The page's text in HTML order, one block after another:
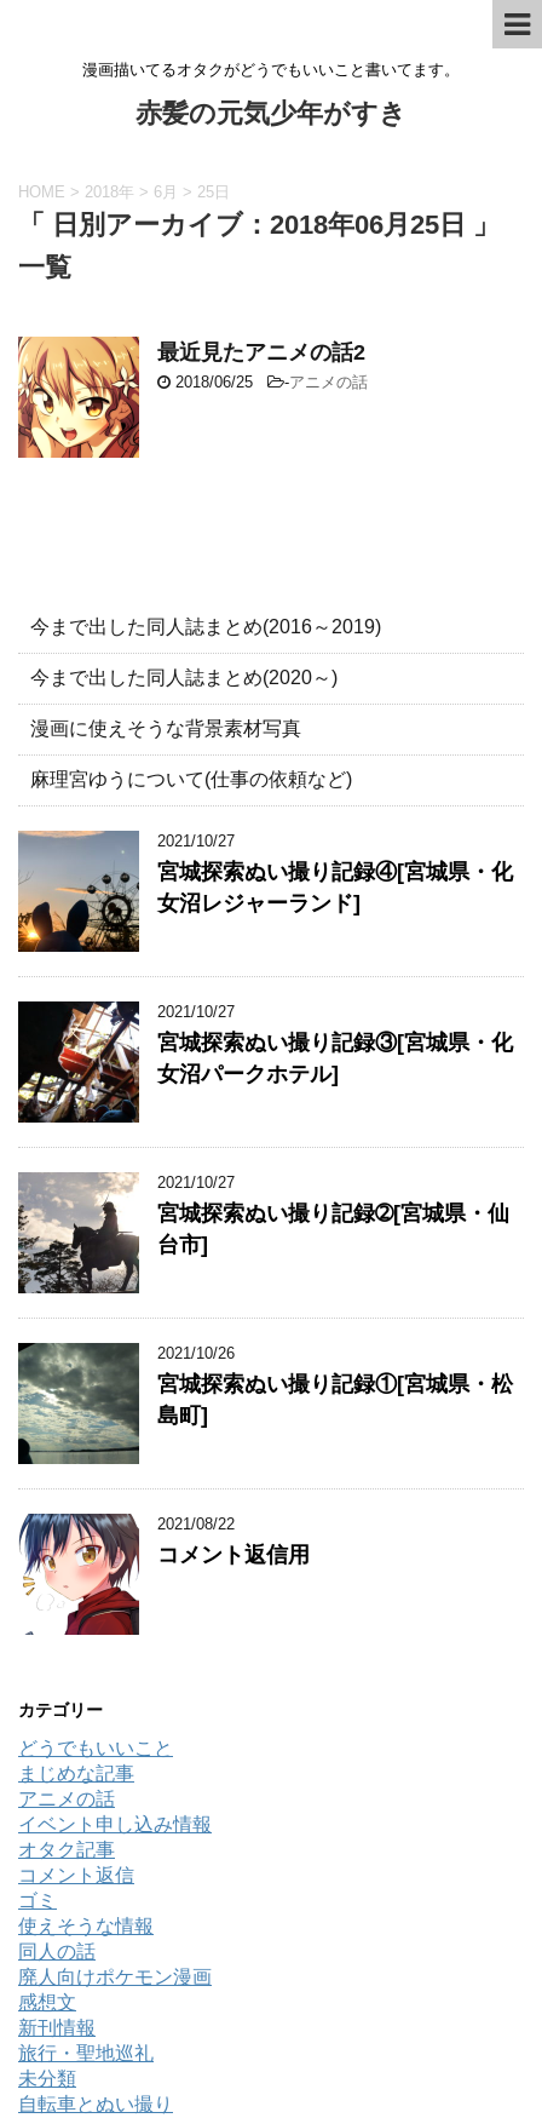
漫画描いてるオタクがどうでもいいこと書いてます。
赤髪の元気少年がすき
HOME > 2018年 > 6月 > 25日
「 日別アーカイブ：2018年06月25日 」
一覧
最近見たアニメの話2
2018/06/25 -アニメの話
今まで出した同人誌まとめ(2016～2019)
今まで出した同人誌まとめ(2020～)
漫画に使えそうな背景素材写真
麻理宮ゆうについて(仕事の依頼など)
2021/10/27
宮城探索ぬい撮り記録④[宮城県・化
女沼レジャーランド]
2021/10/27
宮城探索ぬい撮り記録③[宮城県・化
女沼パークホテル]
2021/10/27
宮城探索ぬい撮り記録➁[宮城県・仙
台市]
2021/10/26
宮城探索ぬい撮り記録①[宮城県・松
島町]
2021/08/22
コメント返信用
カテゴリー
どうでもいいこと
まじめな記事
アニメの話
イベント申し込み情報
オタク記事
コメント返信
ゴミ
使えそうな情報
同人の話
廃人向けポケモン漫画
感想文
新刊情報
旅行・聖地巡礼
未分類
自転車とぬい撮り